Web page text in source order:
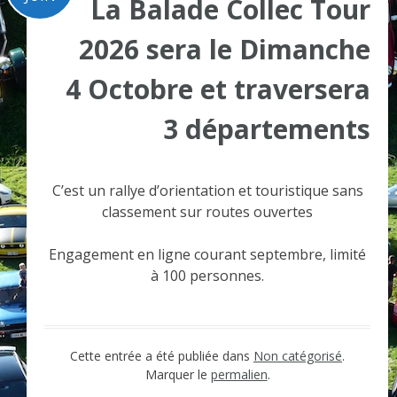
La Balade Collec Tour
2026 sera le Dimanche
4 Octobre et traversera
3 départements
C’est un rallye d’orientation et touristique sans
classement sur routes ouvertes
Engagement en ligne courant septembre, limité
à 100 personnes.
Cette entrée a été publiée dans Non catégorisé.
Marquer le permalien.